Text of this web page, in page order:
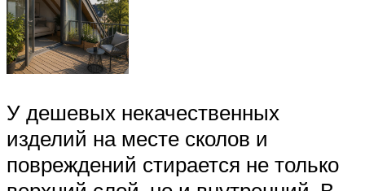
У дешевых некачественных
изделий на месте сколов и
повреждений стирается не только